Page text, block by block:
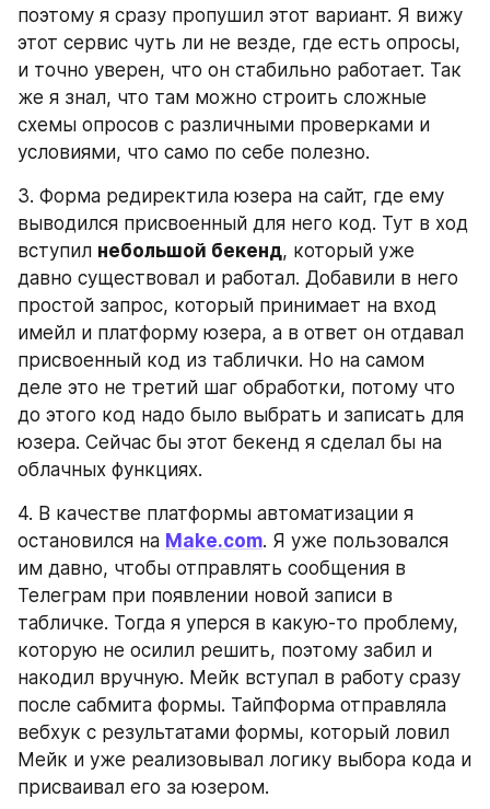
поэтому я сразу пропушил этот вариант. Я вижу
этот сервис чуть ли не везде, где есть опросы,
и точно уверен, что он стабильно работает. Так
же я знал, что там можно строить сложные
схемы опросов с различными проверками и
условиями, что само по себе полезно.
3. Форма редиректила юзера на сайт, где ему
выводился присвоенный для него код. Тут в ход
вступил небольшой бекенд, который уже
давно существовал и работал. Добавили в него
простой запрос, который принимает на вход
имейл и платформу юзера, а в ответ он отдавал
присвоенный код из таблички. Но на самом
деле это не третий шаг обработки, потому что
до этого код надо было выбрать и записать для
юзера. Сейчас бы этот бекенд я сделал бы на
облачных функциях.
4. В качестве платформы автоматизации я
остановился на Make.com. Я уже пользовался
им давно, чтобы отправлять сообщения в
Телеграм при появлении новой записи в
табличке. Тогда я уперся в какую-то проблему,
которую не осилил решить, поэтому забил и
накодил вручную. Мейк вступал в работу сразу
после сабмита формы. ТайпФорма отправляла
вебхук с результатами формы, который ловил
Мейк и уже реализовывал логику выбора кода и
присваивал его за юзером.